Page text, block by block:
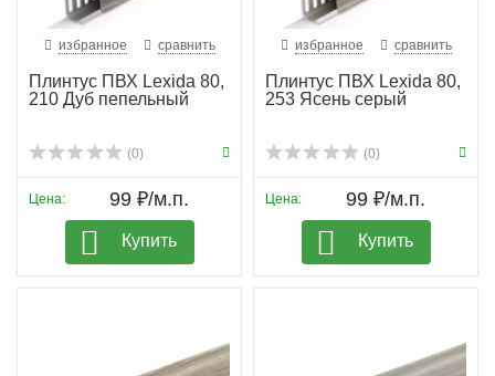
избранное сравнить
Плинтус ПВХ Lexida 80,
210 Дуб пепельный
(0)
Цена: 99 ₽/м.п.
Купить
избранное сравнить
Плинтус ПВХ Lexida 80,
253 Ясень серый
(0)
Цена: 99 ₽/м.п.
Купить